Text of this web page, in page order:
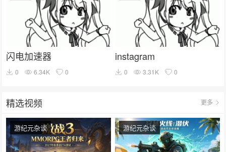
闪电加速器
0 6.34K 0
instagram
0 3.31K 0
精选视频 更多
游纪元杂谈 游纪元杂谈